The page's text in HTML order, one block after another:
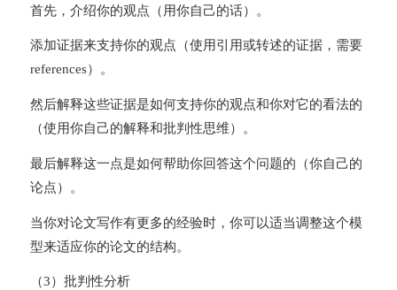
首先，介绍你的观点（用你自己的话）。
添加证据来支持你的观点（使用引用或转述的证据，需要
references）。
然后解释这些证据是如何支持你的观点和你对它的看法的
（使用你自己的解释和批判性思维）。
最后解释这一点是如何帮助你回答这个问题的（你自己的
论点）。
当你对论文写作有更多的经验时，你可以适当调整这个模
型来适应你的论文的结构。
（3）批判性分析